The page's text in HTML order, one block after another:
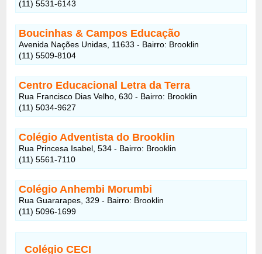
(11) 5531-6143
Boucinhas & Campos Educação
Avenida Nações Unidas, 11633 - Bairro: Brooklin
(11) 5509-8104
Centro Educacional Letra da Terra
Rua Francisco Dias Velho, 630 - Bairro: Brooklin
(11) 5034-9627
Colégio Adventista do Brooklin
Rua Princesa Isabel, 534 - Bairro: Brooklin
(11) 5561-7110
Colégio Anhembi Morumbi
Rua Guararapes, 329 - Bairro: Brooklin
(11) 5096-1699
Colégio CECI